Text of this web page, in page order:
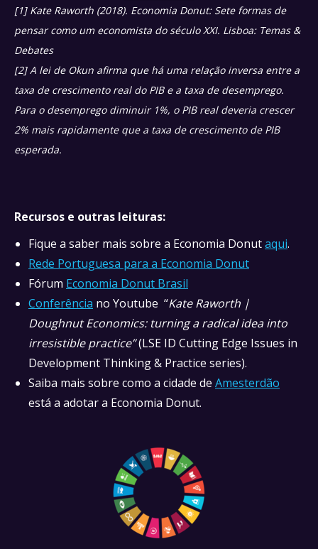
[1] Kate Raworth (2018). Economia Donut: Sete formas de
pensar como um economista do século XXI. Lisboa: Temas &
Debates
[2] A lei de Okun afirma que há uma relação inversa entre a
taxa de crescimento real do PIB e a taxa de desemprego.
Para o desemprego diminuir 1%, o PIB real deveria crescer
2% mais rapidamente que a taxa de crescimento de PIB
esperada.
Recursos e outras leituras:
Fique a saber mais sobre a Economia Donutaqui.
Rede Portuguesa para a Economia Donut
Fórum Economia Donut Brasil
Conferência no Youtube “Kate Raworth |
Doughnut Economics: turning a radical idea into
irresistible practice”(LSE ID Cutting Edge Issues in
Development Thinking & Practice series).
Saiba mais sobre como a cidade de Amesterdão
está a adotar a Economia Donut.